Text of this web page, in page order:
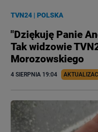
TVN24 |POLSKA
"Dziękuję Panie
Tak widzowie
Morozowskiego
4 SIERPNIA 19:04